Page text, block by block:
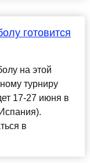
готовится
на этой
турниру
17-27 июня в
в